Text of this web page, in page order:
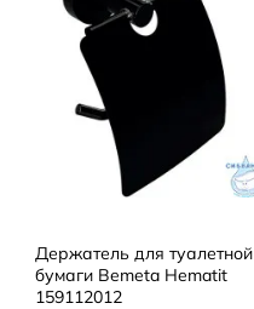
Держатель для туалетной
бумаги Bemeta Hematit
159112012